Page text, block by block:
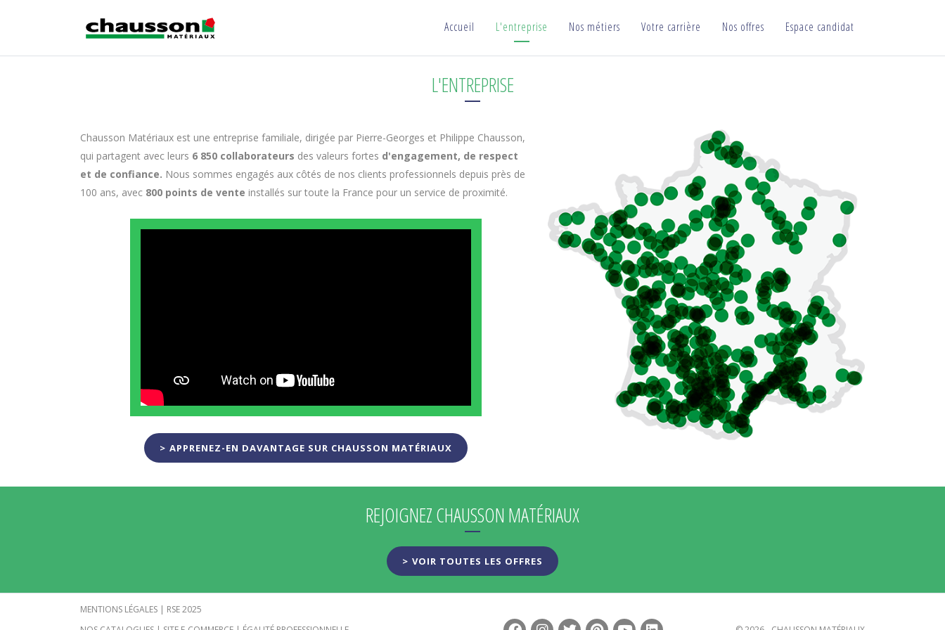
Accueil L'entreprise Nos métiers Votre carrière Nos offres Espace candidat
L'ENTREPRISE
Chausson Matériaux est une entreprise familiale, dirigée par Pierre-Georges et Philippe Chausson,
qui partagent avec leurs 6 850 collaborateurs des valeurs fortes d'engagement, de respect
et de confiance. Nous sommes engagés aux côtés de nos clients professionnels depuis près de
100 ans, avec 800 points de vente installés sur toute la France pour un service de proximité.
APPRENEZ-EN DAVANTAGE SUR CHAUSSON MATÉRIAUX
REJOIGNEZ CHAUSSON MATÉRIAUX
VOIR TOUTES LES OFFRES
MENTIONS LÉGALES | RSE 2025